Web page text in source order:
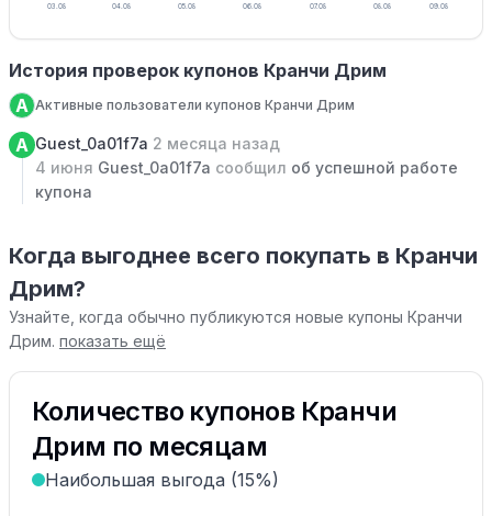
03.08 04.08 05.08 06.08 07.08 08.08 09.08
История проверок купонов Кранчи Дрим
A Активные пользователи купонов Кранчи Дрим
A Guest_0a01f7a 2 месяца назад
4 июня Guest_0a01f7a сообщил об успешной работе
купона
Когда выгоднее всего покупать в Кранчи
Дрим?
Узнайте, когда обычно публикуются новые купоны Кранчи
Дрим. показать ещё
Количество купонов Кранчи
Дрим по месяцам
Наибольшая выгода (15%)